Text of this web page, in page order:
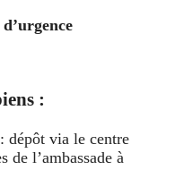
:
: dépôt via le centre
de l’ambassade à